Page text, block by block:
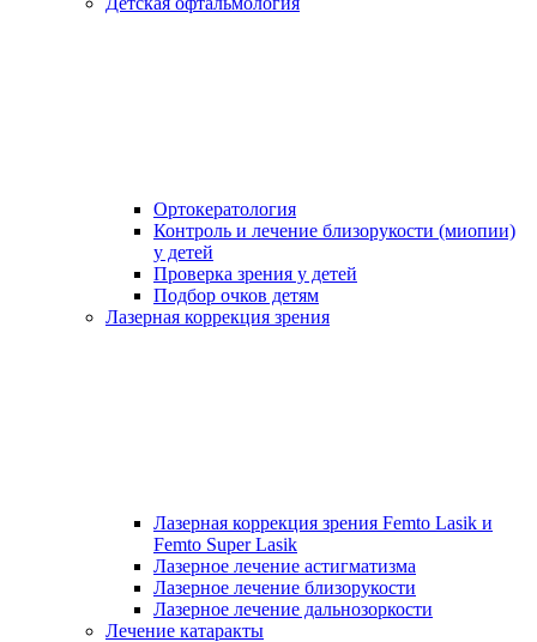
Ортокератология
Контроль и лечение близорукости (миопии)
у детей
Проверка зрения у детей
Подбор очков детям
Лазерная коррекция зрения
Лазерная коррекция зрения Femto Lasik и
Femto Super Lasik
Лазерное лечение астигматизма
Лазерное лечение близорукости
Лазерное лечение дальнозоркости
Лечение катаракты